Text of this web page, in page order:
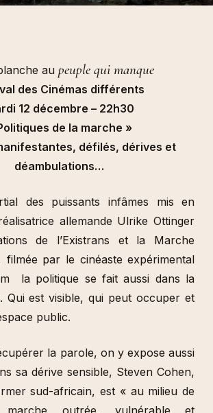
au peuple qui manque
des Cinémas différents
12 décembre – 22h30
de la marche »
défilés, dérives et
déambulations…
des puissants infâmes mis en
allemande Ulrike Ottinger
de l’Existrans et la Marche
filmée par le cinéaste expérimental
la politique se fait aussi dans la
Qui est visible, qui peut occuper et
public.
la parole, on y expose aussi
sa dérive sensible, Steven Cohen,
sud-africain, est « au milieu de
outrée, vulnérable et